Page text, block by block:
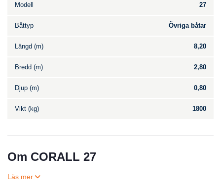
Modell 27
Båttyp Övriga båtar
Längd (m) 8,20
Bredd (m) 2,80
Djup (m) 0,80
Vikt (kg) 1800
Om CORALL 27